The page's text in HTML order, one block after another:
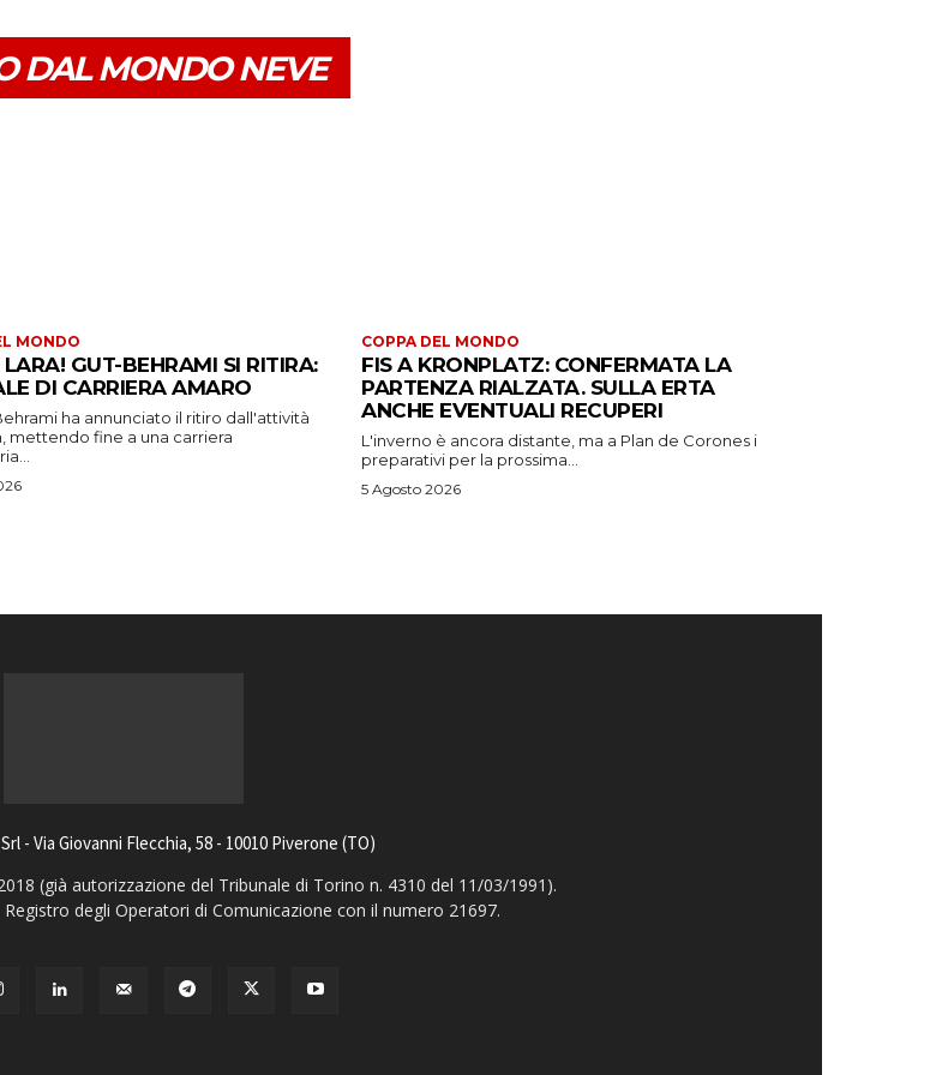
DAL MONDO NEVE
MONDO
GUT-BEHRAMI SI RITIRA:
DI CARRIERA AMARO
ha annunciato il ritiro dall'attività
mettendo fine a una carriera
COPPA DEL MONDO
FIS A KRONPLATZ: CONFERMATA LA
PARTENZA RIALZATA. SULLA ERTA
ANCHE EVENTUALI RECUPERI
L'inverno è ancora distante, ma a Plan de Corones i
preparativi per la prossima...
5 Agosto 2026
- Via Giovanni Flecchia, 58 - 10010 Piverone (TO)
(già autorizzazione del Tribunale di Torino n. 4310 del 11/03/1991).
degli Operatori di Comunicazione con il numero 21697.